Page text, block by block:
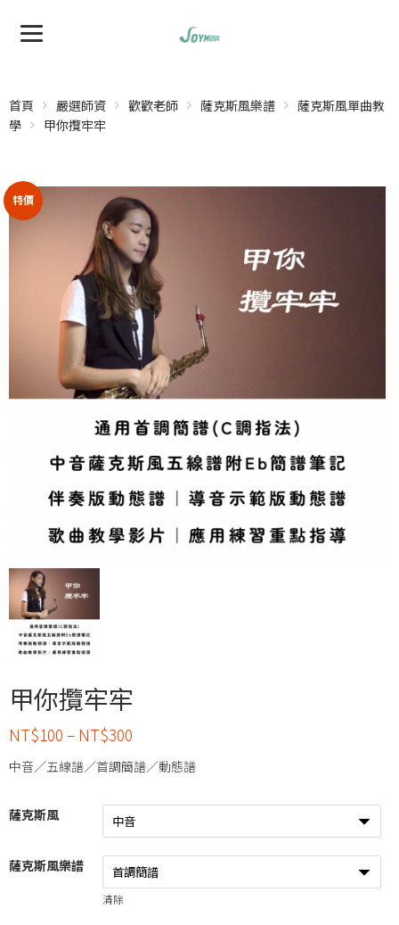
首頁 嚴選師資 歡歡老師 薩克斯風樂譜
薩克斯風單曲教
學
甲你攬牢牢
特價
甲你攬牢牢
NT$100 – NT$300
中音／五線譜／首調簡譜／動態譜
薩克斯風
薩克斯風樂譜
清除